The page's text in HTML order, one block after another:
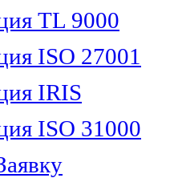
TL 9000
ISO 27001
IRIS
ISO 31000